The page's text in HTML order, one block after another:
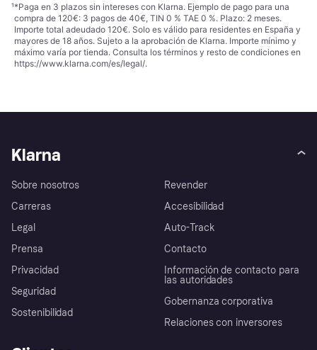
¹*Paga en 3 plazos sin intereses con Klarna. Ejemplo de pago para una
compra de 120€: 3 pagos de 40€, TIN 0 % TAE 0 %. Plazo: 2 meses.
Importe total adeudado 120€. Solo es válido para residentes en España y
mayores de 18 años. Sujeto a la aprobación de Klarna. Importe mínimo y
máximo varía por tienda. Consulta los términos y resto de condiciones en
https://www.klarna.com/es/legal/.
Klarna
Sobre nosotros
Carreras
Legal
Prensa
Privacidad
Seguridad
Sostenibilidad
Revender
Accesibilidad
Auto-Track
Contacto
Información de contacto para
las autoridades
Gobernanza corporativa
Relaciones con inversores